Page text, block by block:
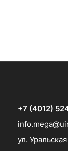
+7 (4012)
ул.